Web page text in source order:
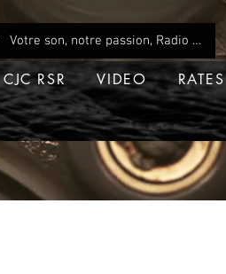
Votre son, notre passion, Radio CJC Recording Studio , là où chaque note prend vie !
CJC RSR VIDEO RATES